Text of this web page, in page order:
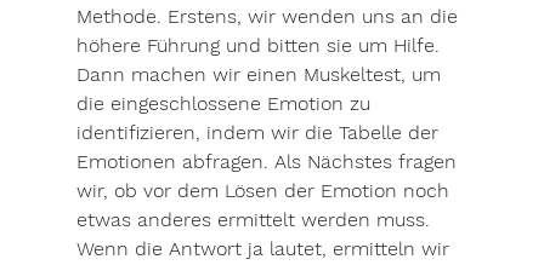
Methode. Erstens, wir wenden uns an die
höhere Führung und bitten sie um Hilfe.
Dann machen wir einen Muskeltest, um
die eingeschlossene Emotion zu
identifizieren, indem wir die Tabelle der
Emotionen abfragen. Als Nächstes fragen
wir, ob vor dem Lösen der Emotion noch
etwas anderes ermittelt werden muss.
Wenn die Antwort ja lautet, ermitteln wir